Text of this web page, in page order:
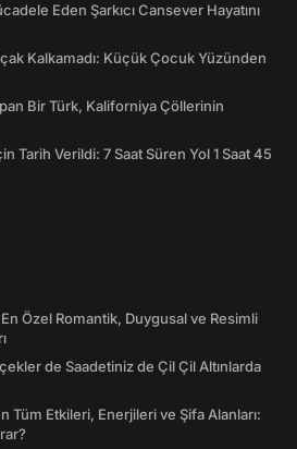
Eden Şarkıcı Cansever Hayatını
Kalkamadı: Küçük Çocuk Yüzünden
Bir Türk, Kaliforniya Çöllerinin
Tarih Verildi: 7 Saat Süren Yol 1 Saat 45
Özel Romantik, Duygusal ve Resimli
de Saadetiniz de Çil Çil Altınlarda
Tüm Etkileri, Enerjileri ve Şifa Alanları: